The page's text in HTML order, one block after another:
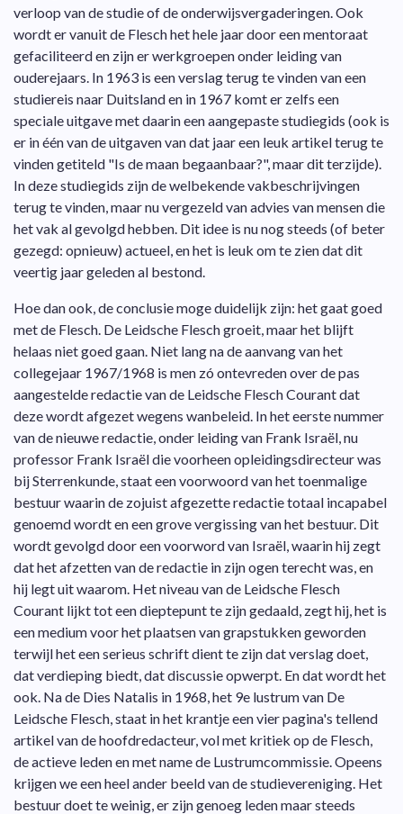
verloop van de studie of de onderwijsvergaderingen. Ook
wordt er vanuit de Flesch het hele jaar door een mentoraat
gefaciliteerd en zijn er werkgroepen onder leiding van
ouderejaars. In 1963 is een verslag terug te vinden van een
studiereis naar Duitsland en in 1967 komt er zelfs een
speciale uitgave met daarin een aangepaste studiegids (ook is
er in één van de uitgaven van dat jaar een leuk artikel terug te
vinden getiteld "Is de maan begaanbaar?", maar dit terzijde).
In deze studiegids zijn de welbekende vakbeschrijvingen
terug te vinden, maar nu vergezeld van advies van mensen die
het vak al gevolgd hebben. Dit idee is nu nog steeds (of beter
gezegd: opnieuw) actueel, en het is leuk om te zien dat dit
veertig jaar geleden al bestond.
Hoe dan ook, de conclusie moge duidelijk zijn: het gaat goed
met de Flesch. De Leidsche Flesch groeit, maar het blijft
helaas niet goed gaan. Niet lang na de aanvang van het
collegejaar 1967/1968 is men zó ontevreden over de pas
aangestelde redactie van de Leidsche Flesch Courant dat
deze wordt afgezet wegens wanbeleid. In het eerste nummer
van de nieuwe redactie, onder leiding van Frank Israël, nu
professor Frank Israël die voorheen opleidingsdirecteur was
bij Sterrenkunde, staat een voorwoord van het toenmalige
bestuur waarin de zojuist afgezette redactie totaal incapabel
genoemd wordt en een grove vergissing van het bestuur. Dit
wordt gevolgd door een voorword van Israël, waarin hij zegt
dat het afzetten van de redactie in zijn ogen terecht was, en
hij legt uit waarom. Het niveau van de Leidsche Flesch
Courant lijkt tot een dieptepunt te zijn gedaald, zegt hij, het is
een medium voor het plaatsen van grapstukken geworden
terwijl het een serieus schrift dient te zijn dat verslag doet,
dat verdieping biedt, dat discussie opwerpt. En dat wordt het
ook. Na de Dies Natalis in 1968, het 9e lustrum van De
Leidsche Flesch, staat in het krantje een vier pagina's tellend
artikel van de hoofdredacteur, vol met kritiek op de Flesch,
de actieve leden en met name de Lustrumcommissie. Opeens
krijgen we een heel ander beeld van de studievereniging. Het
bestuur doet te weinig, er zijn genoeg leden maar steeds